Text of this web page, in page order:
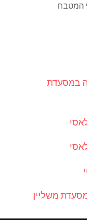
המטבח
במסעדת
משליין